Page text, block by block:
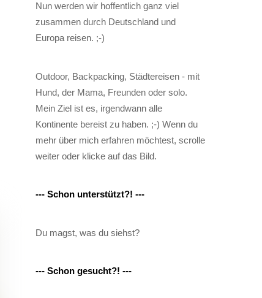
Nun werden wir hoffentlich ganz viel
zusammen durch Deutschland und
Europa reisen. ;-)
Outdoor, Backpacking, Städtereisen - mit
Hund, der Mama, Freunden oder solo.
Mein Ziel ist es, irgendwann alle
Kontinente bereist zu haben. ;-) Wenn du
mehr über mich erfahren möchtest, scrolle
weiter oder klicke auf das Bild.
--- Schon unterstützt?! ---
Du magst, was du siehst?
--- Schon gesucht?! ---